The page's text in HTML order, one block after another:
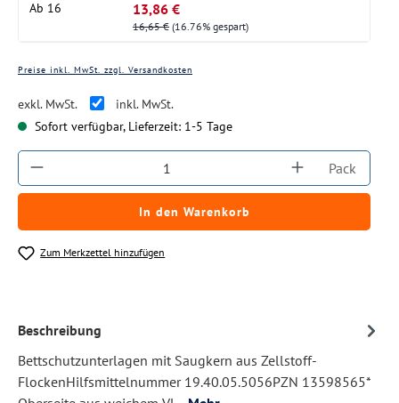
Ab 16 13,86 €
16,65 € (16.76% gespart)
Preise inkl. MwSt. zzgl. Versandkosten
exkl. MwSt.
inkl. MwSt.
Sofort verfügbar, Lieferzeit: 1-5 Tage
Produkt Anzahl: Gib den gewünschtenPack
In den Warenkorb
Zum Merkzettel hinzufügen
Beschreibung
Bettschutzunterlagen mit Saugkern aus Zellstoff-
FlockenHilfsmittelnummer 19.40.05.5056PZN 13598565*